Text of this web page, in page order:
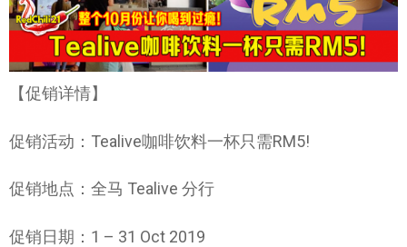
【促销详情】
促销活动：Tealive咖啡饮料一杯只需RM5!
促销地点：全马 Tealive 分行
促销日期：1 – 31 Oct 2019